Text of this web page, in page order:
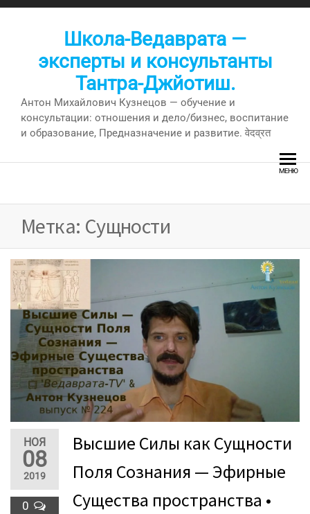
Перейти
Школа-Ведаврата —
эксперты и консультанты
Тантра-Джйотиш.
Антон Михайлович Кузнецов — обучение и
консультации: отношения и дело/бизнес, воспитание
и образование, Предназначение и развитие. वेदव्रत
МЕНЮ
Метка: Сущности
НОЯ
08
2019
0
Высшие Силы как Сущности
Поля Сознания — Эфирные
Существа пространства •